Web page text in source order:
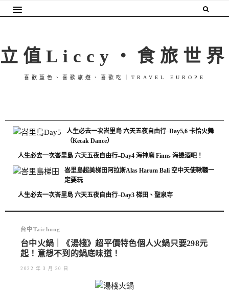
立值Liccy・食旅世界
喜歡藍色、喜歡旅遊、喜歡吃｜TRAVEL EUROPE
人生必去一次峇里島 六天五夜自由行–Day5,6 卡恰火舞
（Kecak Dance）
人生必去一次峇里島 六天五夜自由行–Day4 海神廟 Finns 海邊酒吧！
峇里島超美梯田阿拉斯Alas Harum Bali 空中天使鞦韆一
定要玩
人生必去一次峇里島 六天五夜自由行–Day3 梯田、聖泉寺
台中Taichung
台中火鍋｜《湯棧》超平價特色個人火鍋只要298元
起！意想不到的鍋底味道！
2022 年 3 月 30 日